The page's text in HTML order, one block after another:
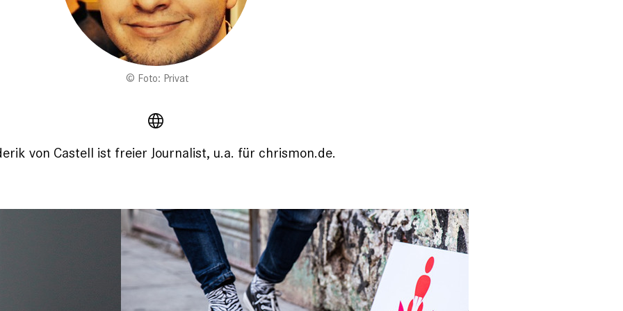
Foto: Privat
von Castell ist freier Journalist, u.a. für chrismon.de.